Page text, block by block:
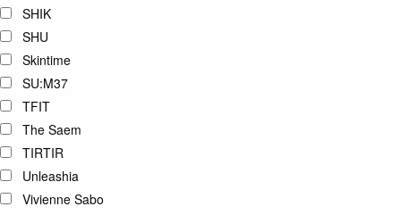
SHIK
SHU
Skintime
SU:M37
TFIT
The Saem
TIRTIR
Unleashia
Vivienne Sabo